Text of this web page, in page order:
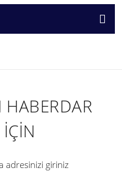
HABERDAR